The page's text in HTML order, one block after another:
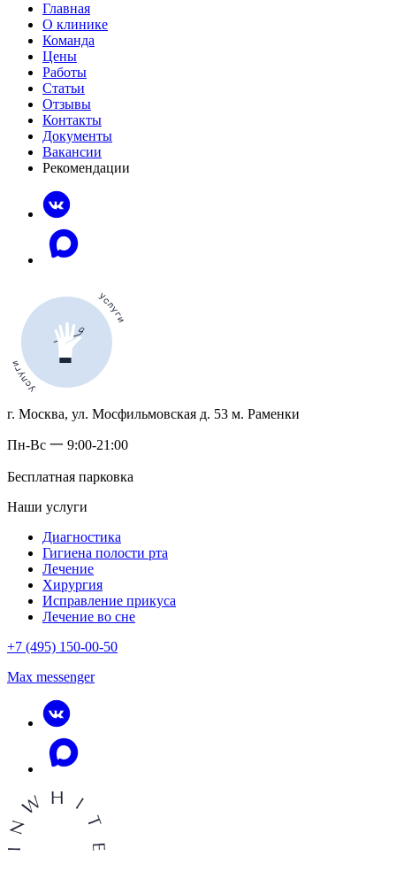
Главная
О клинике
Команда
Цены
Работы
Статьи
Отзывы
Контакты
Документы
Вакансии
Рекомендации
г. Москва, ул. Мосфильмовская д. 53 м. Раменки
Пн-Вс 一 9:00-21:00
Бесплатная парковка
Наши услуги
Диагностика
Гигиена полости рта
Лечение
Хирургия
Исправление прикуса
Лечение во сне
+7 (495) 150-00-50
Max messenger